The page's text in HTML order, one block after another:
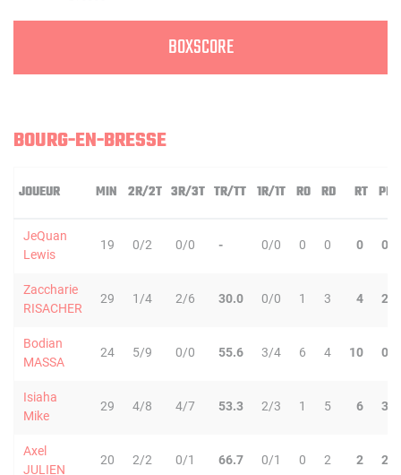
BOXSCORE
BOURG-EN-BRESSE
JOUEUR MIN 2R/2T 3R/3T TR/TT 1R/1T RO RD RT PD
JeQuan
Lewis
19 0/2 0/0 - 0/0 0 0 0 0
Zaccharie
RISACHER
29 1/4 2/6 30.0 0/0 1 3 4 2
Bodian
MASSA
24 5/9 0/0 55.6 3/4 6 4 10 0
Isiaha
Mike
29 4/8 4/7 53.3 2/3 1 5 6 3
Axel
JULIEN
20 2/2 0/1 66.7 0/1 0 2 2 2